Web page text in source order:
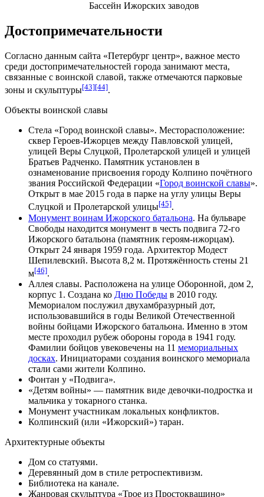
Бассейн Ижорских заводов
Достопримечательности
Согласно данным сайта «Петербург центр», важное место
среди достопримечательностей города занимают места,
связанные с воинской славой, также отмечаются парковые
зоны и скульптуры[43][44].
Объекты воинской славы
Стела «Город воинской славы». Месторасположение:
сквер Героев-Ижорцев между Павловской улицей,
улицей Веры Слуцкой, Пролетарской улицей и улицей
Братьев Радченко. Памятник установлен в
ознаменование присвоения городу Колпино почётного
звания Российской Федерации «Город воинской славы».
Открыт в мае 2015 года в парке на углу улицы Веры
Слуцкой и Пролетарской улицы[45].
Монумент воинам Ижорского батальона. На бульваре
Свободы находится монумент в честь подвига 72-го
Ижорского батальона (памятник героям-ижорцам).
Открыт 24 января 1959 года. Архитектор Модест
Шепилевский. Высота 8,2 м. Протяжённость стены 21
м[46].
Аллея славы. Расположена на улице Оборонной, дом 2,
корпус 1. Создана ко Дню Победы в 2010 году.
Мемориалом послужил двухамбразурный дот,
использовавшийся в годы Великой Отечественной
войны бойцами Ижорского батальона. Именно в этом
месте проходил рубеж обороны города в 1941 году.
Фамилии бойцов увековечены на 11 мемориальных
досках. Инициаторами создания воинского мемориала
стали сами жители Колпино.
Фонтан у «Подвига».
«Детям войны» — памятник виде девочки-подростка и
мальчика у токарного станка.
Монумент участникам локальных конфликтов.
Колпинский (или «Ижорский») таран.
Архитектурные объекты
Дом со статуями.
Деревянный дом в стиле ретроспективизм.
Библиотека на канале.
Жанровая скульптура «Трое из Простоквашино»